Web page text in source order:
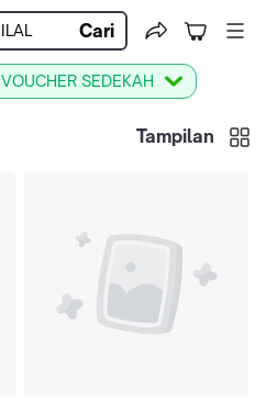
Cari
VOUCHER SEDEKAH
Tampilan